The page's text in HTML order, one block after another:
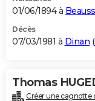
01/06/1894 à
Décès
07/03/1981 à Dinan (
Thomas
Créer une cagnotte